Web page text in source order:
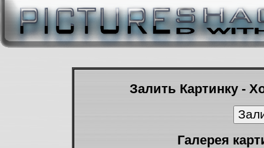
Залить Картинку -
Галерея